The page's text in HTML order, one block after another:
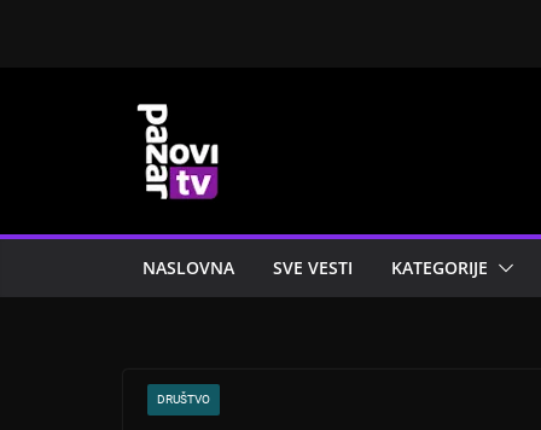
NASLOVNA SVE VESTI KATEGORIJE
DRUŠTVO